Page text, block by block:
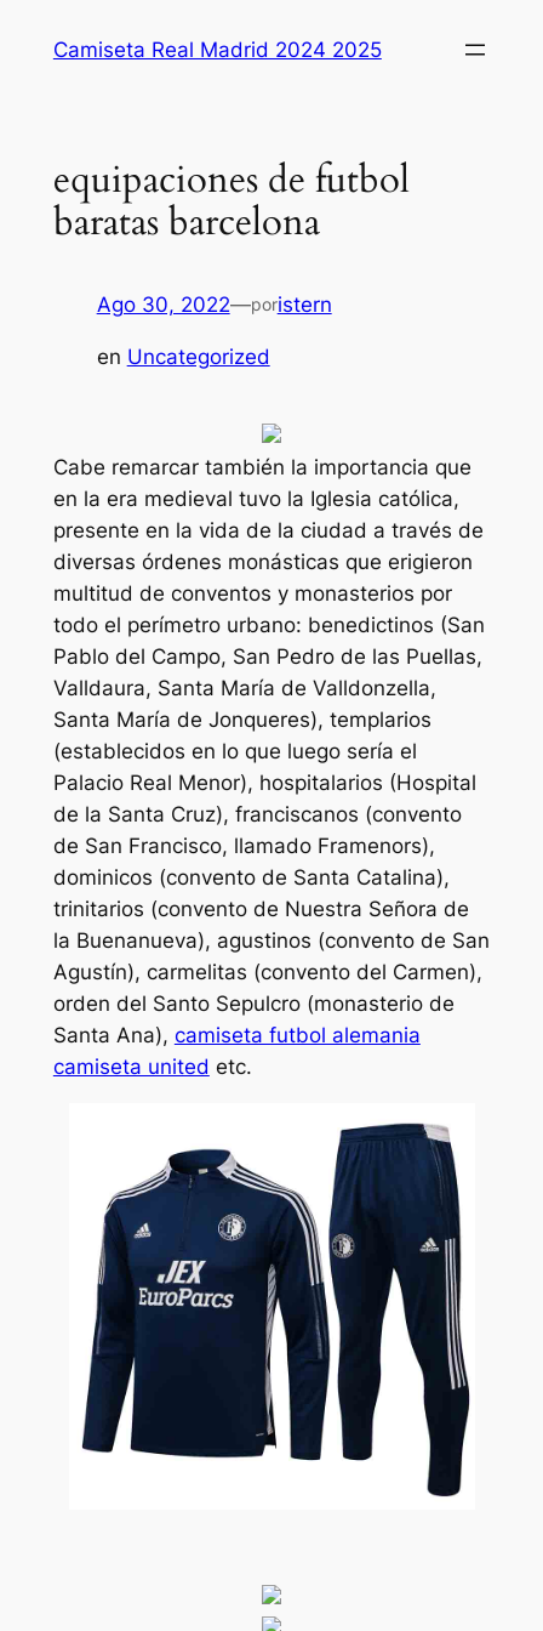
Camiseta Real Madrid 2024 2025
equipaciones de futbol
baratas barcelona
Ago 30, 2022—poristern
en Uncategorized
Cabe remarcar también la importancia que
en la era medieval tuvo la Iglesia católica,
presente en la vida de la ciudad a través de
diversas órdenes monásticas que erigieron
multitud de conventos y monasterios por
todo el perímetro urbano: benedictinos (San
Pablo del Campo, San Pedro de las Puellas,
Valldaura, Santa María de Valldonzella,
Santa María de Jonqueres), templarios
(establecidos en lo que luego sería el
Palacio Real Menor), hospitalarios (Hospital
de la Santa Cruz), franciscanos (convento
de San Francisco, llamado Framenors),
dominicos (convento de Santa Catalina),
trinitarios (convento de Nuestra Señora de
la Buenanueva), agustinos (convento de San
Agustín), carmelitas (convento del Carmen),
orden del Santo Sepulcro (monasterio de
Santa Ana), camiseta futbol alemania
camiseta united etc.